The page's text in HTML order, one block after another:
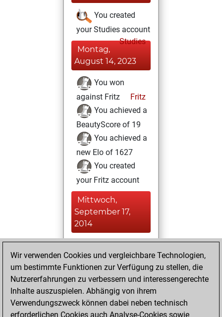
You created
your Studies account
Studies
Montag,
August 14, 2023
You won
against Fritz
Fritz
You achieved a
BeautyScore of 19
You achieved a
new Elo of 1627
You created
your Fritz account
Mittwoch,
September 17,
2014
You played 53
bullet games
Play
You scored +8
=0 -45 in bullet
Montag, August
Wir verwenden Cookies und vergleichbare Technologien,
um bestimmte Funktionen zur Verfügung zu stellen, die
Nutzererfahrungen zu verbessern und interessengerechte
Inhalte auszuspielen. Abhängig von ihrem
Verwendungszweck können dabei neben technisch
erforderlichen Cookies auch Analyse-Cookies sowie